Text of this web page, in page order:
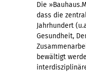
Die
dass die
Jahrhundert
Gesundheit,
bewältigt